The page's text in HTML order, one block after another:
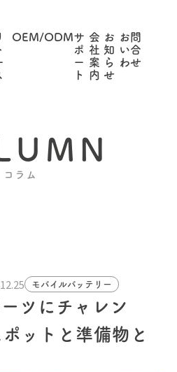
OEM/ODMサ
ポ
ー
ト
会
社
案
内
お
知
ら
せ
お問
い合
わせ
コラム
モバイルバッテリー
ツにチャレン
ットと準備物と